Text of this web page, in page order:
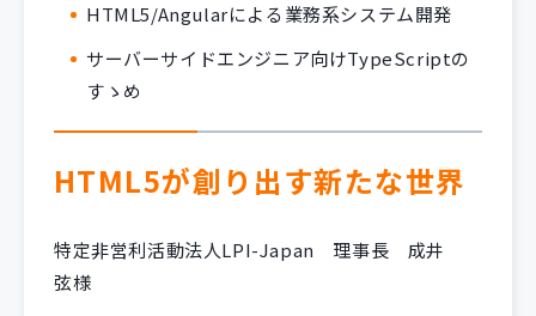
HTML5/Angularによる業務系システム開発
サーバーサイドエンジニア向けTypeScriptの
すゝめ
HTML5が創り出す新たな世界
特定非営利活動法人LPI-Japan 理事長 成井
弦様